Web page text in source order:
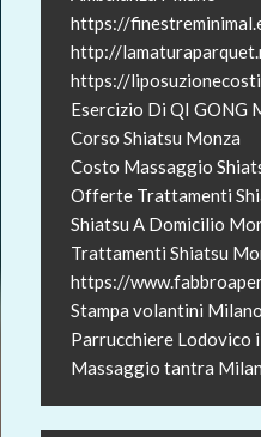
https://
http://
https://
Esercizio Di QI GONG
Corso Shiatsu Monza
Costo Massaggio
Offerte Trattamenti
Shiatsu A Domicilio
Trattamenti Shiatsu
https://
Stampa volantini Milano
Parrucchiere Lodovico
Massaggio tantra